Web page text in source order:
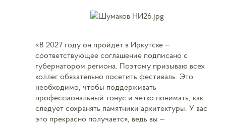
«В 2027 году он пройдёт в Иркутске –
соответствующее соглашение подписано с
губернатором региона. Поэтому призываю всех
коллег обязательно посетить фестиваль. Это
необходимо, чтобы поддерживать
профессиональный тонус и чётко понимать, как
следует сохранять памятники архитектуры. У вас
это прекрасно получается, ведь вы –